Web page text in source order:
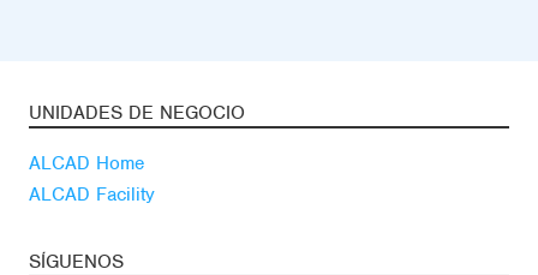
UNIDADES DE NEGOCIO
ALCAD Home
ALCAD Facility
SÍGUENOS